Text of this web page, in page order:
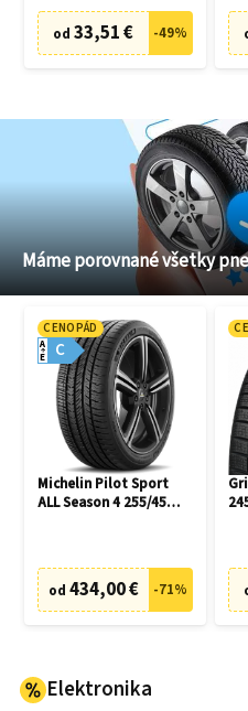
od 33,51 € -49%
Máme porovnané všetky
CENOPÁD
C
A
E
Michelin Pilot Sport
ALL Season 4 255/45
od 434,00 € -71%
Elektronika